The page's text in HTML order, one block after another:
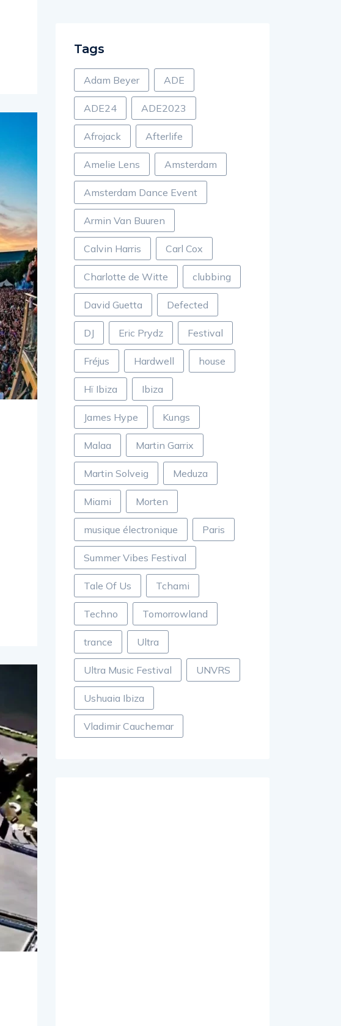
Tags
Adam Beyer ADE
ADE24 ADE2023
Afrojack Afterlife
Amelie Lens Amsterdam
Amsterdam Dance Event
Armin Van Buuren
Calvin Harris Carl Cox
Charlotte de Witte clubbing
David Guetta Defected
DJ Eric Prydz Festival
Fréjus Hardwell house
Hï Ibiza Ibiza
James Hype Kungs
Malaa Martin Garrix
Martin Solveig Meduza
Miami Morten
musique électronique Paris
Summer Vibes Festival
Tale Of Us Tchami
Techno Tomorrowland
trance Ultra
Ultra Music Festival UNVRS
Ushuaia Ibiza
Vladimir Cauchemar